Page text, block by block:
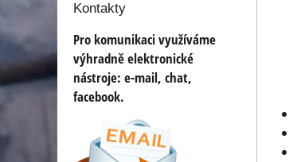
Kontakty
Pro komunikaci využíváme
výhradně elektronické
nástroje: e-mail, chat,
facebook.